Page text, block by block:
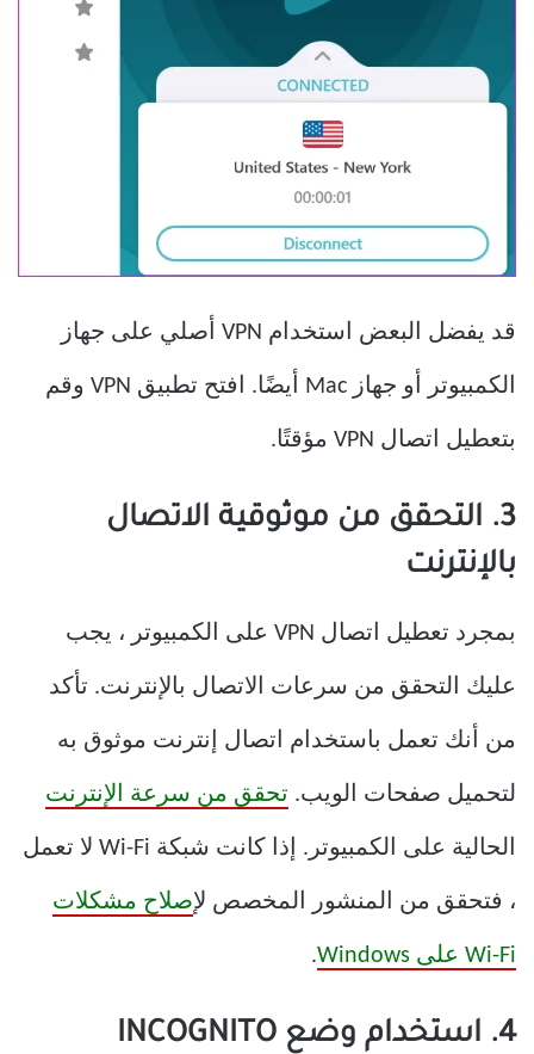
قد يفضل البعض استخدام VPN أصلي على جهاز
الكمبيوتر أو جهاز Mac أيضًا. افتح تطبيق VPN وقم
بتعطيل اتصال VPN مؤقتًا.
3. التحقق من موثوقية الاتصال
بالإنترنت
بمجرد تعطيل اتصال VPN على الكمبيوتر ، يجب
عليك التحقق من سرعات الاتصال بالإنترنت. تأكد
من أنك تعمل باستخدام اتصال إنترنت موثوق به
لتحميل صفحات الويب. تحقق من سرعة الإنترنت
الحالية على الكمبيوتر. إذا كانت شبكة Wi-Fi لا تعمل
، فتحقق من المنشور المخصص لإصلاح مشكلات
Wi-Fi على Windows .
4. استخدام وضع INCOGNITO